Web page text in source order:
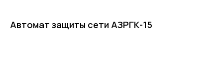
Автомат защиты сети АЗРГК-15